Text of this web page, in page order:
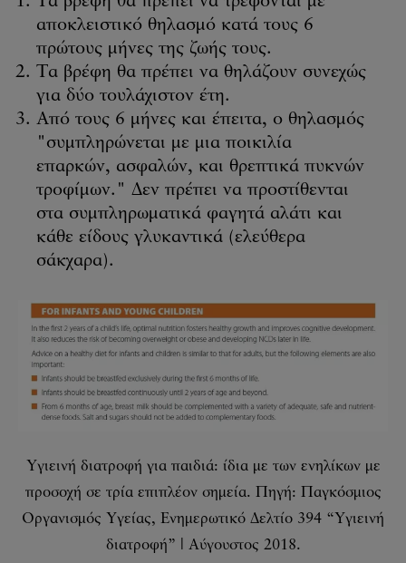
αποκλειστικό θηλασμό κατά τους 6
πρώτους μήνες της ζωής τους.
Τα βρέφη θα πρέπει να θηλάζουν συνεχώς
για δύο τουλάχιστον έτη.
Από τους 6 μήνες και έπειτα, ο θηλασμός
"συμπληρώνεται με μια ποικιλία
επαρκών, ασφαλών, και θρεπτικά πυκνών
τροφίμων." Δεν πρέπει να προστίθενται
στα συμπληρωματικά φαγητά αλάτι και
κάθε είδους γλυκαντικά (ελεύθερα
σάκχαρα).
Υγιεινή διατροφή για παιδιά: ίδια με των ενηλίκων με
προσοχή σε τρία επιπλέον σημεία. Πηγή: Παγκόσμιος
Οργανισμός Υγείας, Ενημερωτικό Δελτίο 394 “Υγιεινή
διατροφή” | Αύγουστος 2018.